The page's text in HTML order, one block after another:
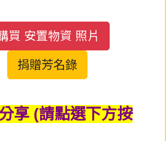
買 安置物資 照片
捐贈芳名錄
享 (請點選下方按